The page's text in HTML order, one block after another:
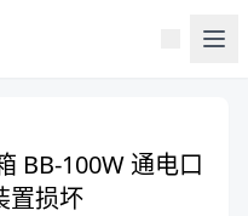
BB-100W 通电口
置损坏